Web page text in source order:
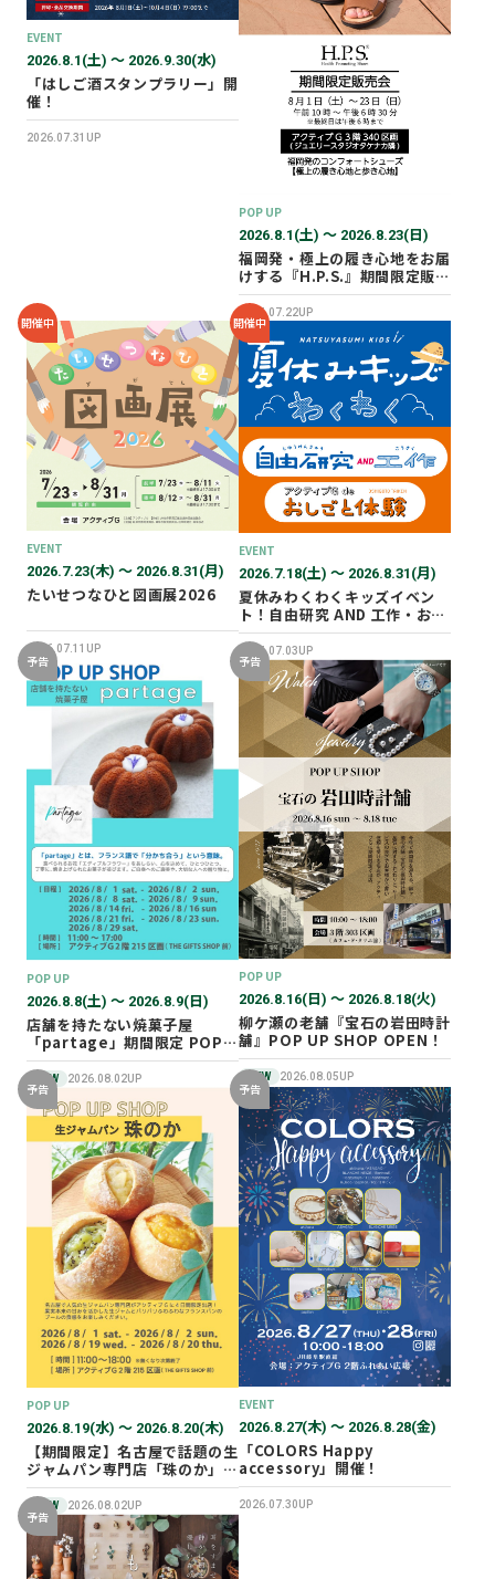
EVENT
2026.8.1(土) 〜 2026.9.30(水)
「はしご酒スタンプラリー」開
催！
2026.07.31UP
POP UP
2026.8.1(土) 〜 2026.8.23(日)
福岡発・極上の履き心地をお届
けする『H.P.S.』期間限定販売
会を開催✨
2026.07.22UP
開催中
EVENT
2026.7.23(木) 〜 2026.8.31(月)
たいせつなひと図画展2026
2026.07.11UP
開催中
EVENT
2026.7.18(土) 〜 2026.8.31(月)
夏休みわくわくキッズイベン
ト！自由研究 AND 工作・おし
ごと体験！
2026.07.03UP
予告
POP UP
2026.8.8(土) 〜 2026.8.9(日)
店舗を持たない焼菓子屋
「partage」期間限定 POP
UP SHOP オープン！
NEW 2026.08.02UP
予告
POP UP
2026.8.16(日) 〜 2026.8.18(火)
柳ケ瀬の老舗『宝石の岩田時計
舗』POP UP SHOP OPEN！
NEW 2026.08.05UP
予告
POP UP
2026.8.19(水) 〜 2026.8.20(木)
【期間限定】名古屋で話題の生
ジャムパン専門店「珠のか」
POP UP SHOP
NEW 2026.08.02UP
予告
EVENT
2026.8.27(木) 〜 2026.8.28(金)
「COLORS Happy
accessory」開催！
2026.07.30UP
予告